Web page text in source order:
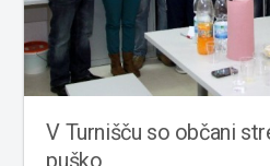
V Turnišču so občani
puško